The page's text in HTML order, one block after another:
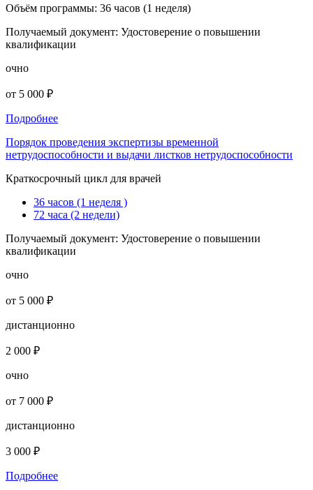
Объём программы: 36 часов (1 неделя)
Получаемый документ: Удостоверение о повышении
квалификации
очно
от 5 000 ₽
Подробнее
Порядок проведения экспертизы временной
нетрудоспособности и выдачи листков нетрудоспособности
Краткосрочный цикл для врачей
36 часов (1 неделя )
72 часа (2 недели)
Получаемый документ: Удостоверение о повышении
квалификации
очно
от 5 000 ₽
дистанционно
2 000 ₽
очно
от 7 000 ₽
дистанционно
3 000 ₽
Подробнее